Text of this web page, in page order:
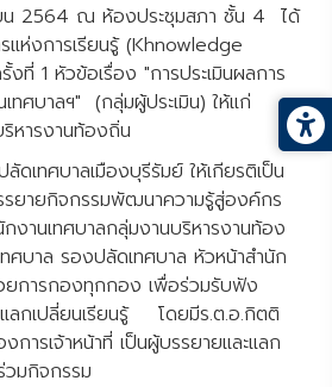
น 2564 ณ ห้องประชุมสภา ชั้น 4 ได้
ห่งการเรียนรู้ (Khnowledge
ที่ 1 หัวข้อเรื่อง "การประเมินผลการ
ศบาลฯ" (กลุ่มผู้ประเมิน) ให้แก่
หารงานท้องถิ่น
เทศบาลเมืองบุรีรัมย์ ให้เกียรติเป็น
รยายกิจกรรมพัฒนาความรู้สู่องค์กร
งานเทศบาลกลุ่มงานบริหารงานท้อง
บาล รองปลัดเทศบาล หัวหน้าสำนัก
ยการกองทุกกอง เพื่อร่วมรับฟัง
แลกเปลี่ยนเรียนรู้ โดยมีร.ต.อ.กิตติ
ารเจ้าหน้าที่ เป็นผู้บรรยายและแลก
วมกิจกรรม